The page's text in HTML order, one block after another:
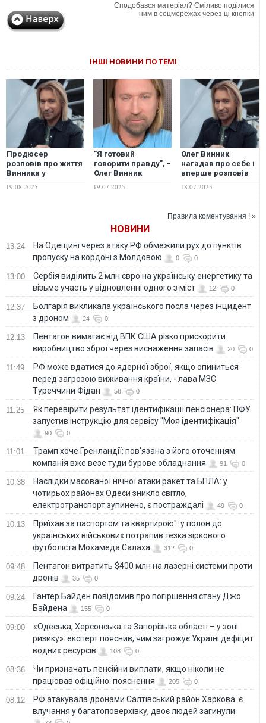
Сподобався матеріал? Сміливо поділися
ним в соцмережах через ці кнопки
ІНШІ НОВИНИ ПО ТЕМІ
Продюсер
розповів про життя
Винника у
"Говорив, що на
19.08.2025
"Я готовий
говорити правду", -
Олег Винник
конфлікт із
19.07.2025
Олег Винник
нагадав про себе і
вперше розповів
18.07.2025
Правила коментування ! »
НОВИНИ
13:24
На Одещині через атаку РФ обмежили рух до пунктів
пропуску на кордоні з Молдовою
0 0
13:00
Сербія виділить 2 млн євро на українську енергетику та
візьме участь у відновленні одного з міст
12 0
12:37
Болгарія викликала українського посла через інцидент
з дроном
24 0
12:13
Пентагон вимагає від ВПК США різко прискорити
виробництво зброї через виснаження запасів
20 0
11:49
РФ може вдатися до ядерної зброї, якщо опиниться
перед загрозою виживання країни, - лава МЗС
Туреччини Фідан
58 0
11:25
Як перевірити результат ідентифікації пенсіонера: ПФУ
запустив інструкцію для сервісу "Моя ідентифікація"
90 0
11:01
Трамп хоче Гренландії: пов'язана з його оточенням
компанія вже везе туди бурове обладнання
91 0
10:38
Наслідки масованої нічної атаки ракет та БПЛА: у
чотирьох районах Одеси зникло світло,
електротранспорт зупинено, є постраждалі
49 0
10:13
Приїхав за паспортом та квартирою": у полон до
українських військових потрапив тезка зіркового
футболіста Мохамеда Салаха
312 0
09:48
Пентагон витратить $400 млн на лазерні системи проти
дронів
35 0
09:24
Гантер Байден повідомив про погіршення стану Джо
Байдена
155 0
09:00
«Одеська, Херсонська та Запорізька області – у зоні
ризику»: експерт пояснив, чим загрожує Україні дефіцит
водних ресурсів
108 0
08:36
Чи призначать пенсійни виплати, якщо ніколи не
працював офіційно: пояснення
205 0
08:12
РФ атакувала дронами Салтівський район Харкова: є
влучання у багатоповерхівку, двоє людей загинули